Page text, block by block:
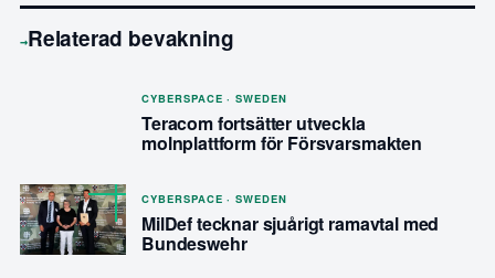
→Relaterad bevakning
CYBERSPACE · SWEDEN
Teracom fortsätter utveckla
molnplattform för Försvarsmakten
CYBERSPACE · SWEDEN
MilDef tecknar sjuårigt ramavtal med
Bundeswehr